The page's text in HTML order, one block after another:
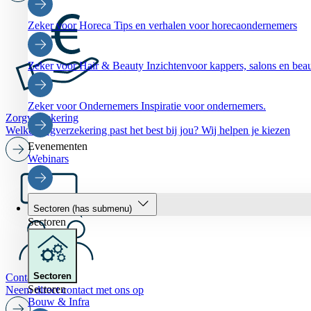
Zeker voor Horeca Tips en verhalen voor horecaondernemers
Zeker voor Hair & Beauty Inzichtenvoor kappers, salons en
Zeker voor Ondernemers Inspiratie voor ondernemers.
Evenementen
Webinars
Sectoren (has submenu)
Sectoren
Sectoren
Sectoren
Bouw & Infra
Zorgverzekering
Welke zorgverzekering past het best bij jou? Wij helpen je kiezen
Contact
Neem direct contact met ons op